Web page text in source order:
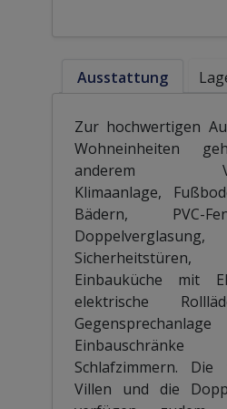
Ausstattung
Zur hochwertigen
Wohneinheiten
anderem
Klimaanlage,
Bädern, PVC-
Doppelverglasung,
Einbauküche mit
elektrische
Schlafzimmern. Die
Villen und die